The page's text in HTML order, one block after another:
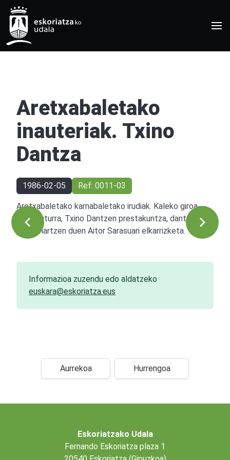
Aretxabaletako
inauteriak. Txino
Dantza
1986-02-05 Ref: 0011-03
Aretxabaletako karnabaletako irudiak. Kaleko giroa,
sokamuturra, Txino Dantzen prestakuntza, dantza eta
parte-hartzen duen Aitor Sarasuari elkarrizketa.
Informazioa zuzendu edo aldatzeko
euskara@eskoriatza.eus
Aurrekoa Hurrengoa
Eskoriatzako Udala
Fernando Eskoriatza plaza 1